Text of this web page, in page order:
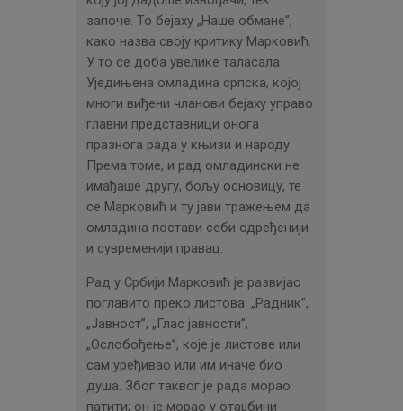
започе. То бејаху „Наше обмане”,
како назва своју критику Марковић.
У то се доба увелике таласала
Уједињена омладина српска, којој
многи виђени чланови бејаху управо
главни представници онога
празнога рада у књизи и народу.
Према томе, и рад омладински не
имађаше другу, бољу основицу, те
се Марковић и ту јави тражењем да
омладина постави себи одређенији
и сувременији правац.
Рад у Србији Марковић је развијао
поглавито преко листова: „Радник”,
„Јавност”, „Глас јавности”,
„Ослобођење”, које је листове или
сам уређивао или им иначе био
душа. Због таквог је рада морао
патити; он је морао у отаџбини